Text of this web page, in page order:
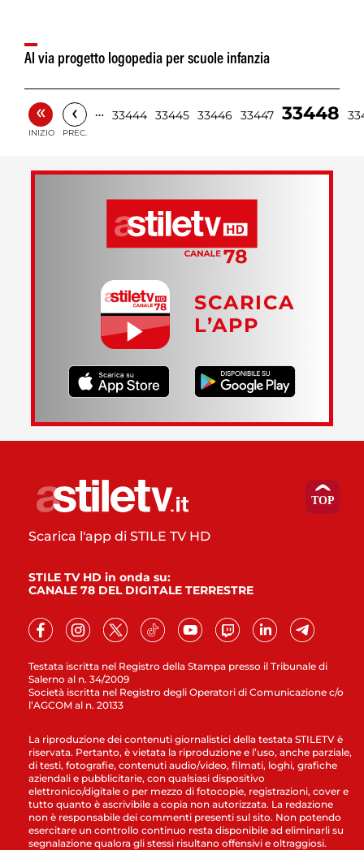
Al via progetto logopedia per scuole infanzia
«
INIZIO
‹
PREC.
… 33444 33445 33446 33447 33448
SCARICA
L’APP
Testata iscritta nel Registro della Stampa presso il Tribunale di
Salerno al n. 34/2009
Società iscritta nel Registro degli Operatori di Comunicazione c/o
l’AGCOM al n. 20133
Scarica l'app di STILE TV HD
STILE TV HD in onda su:
CANALE 78 DEL DIGITALE TERRESTRE
La riproduzione dei contenuti giornalistici della testata STILETV è
riservata. Pertanto, è vietata la riproduzione e l’uso, anche parziale,
di testi, fotografie, contenuti audio/video, filmati, loghi, grafiche
aziendali e pubblicitarie, con qualsiasi dispositivo
elettronico/digitale o per mezzo di fotocopie, registrazioni, cover e
tutto quanto è ascrivibile a copia non autorizzata. La redazione
non è responsabile dei commenti presenti sul sito. Non potendo
esercitare un controllo continuo resta disponibile ad eliminarli su
segnalazione qualora gli stessi risultano offensivi e oltraggiosi.